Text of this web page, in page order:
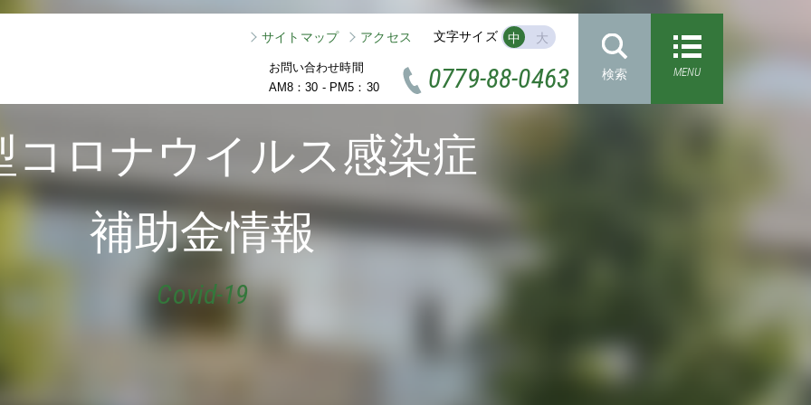
サイトマップ アクセス 文字サイズ 中 大
お問い合わせ時間
AM8：30 - PM5：30
0779-88-0463 検索 MENU
コロナウイルス感染症
補助金情報
Covid-19